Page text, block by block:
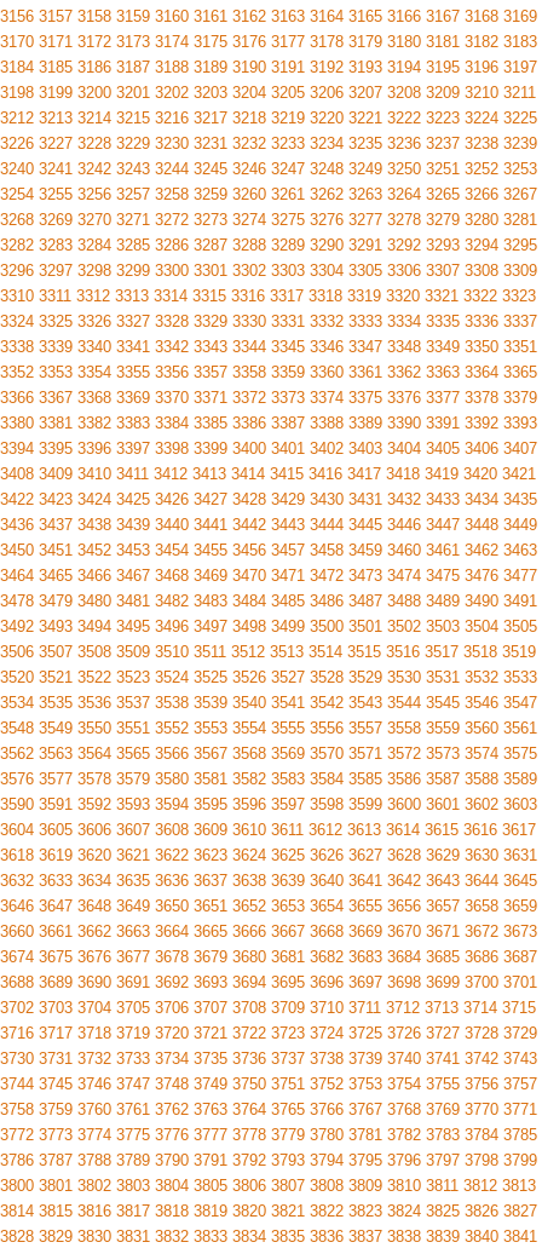
3156 3157 3158 3159 3160 3161 3162 3163 3164 3165 3166 3167 3168 3169
3170 3171 3172 3173 3174 3175 3176 3177 3178 3179 3180 3181 3182 3183
3184 3185 3186 3187 3188 3189 3190 3191 3192 3193 3194 3195 3196 3197
3198 3199 3200 3201 3202 3203 3204 3205 3206 3207 3208 3209 3210 3211
3212 3213 3214 3215 3216 3217 3218 3219 3220 3221 3222 3223 3224 3225
3226 3227 3228 3229 3230 3231 3232 3233 3234 3235 3236 3237 3238 3239
3240 3241 3242 3243 3244 3245 3246 3247 3248 3249 3250 3251 3252 3253
3254 3255 3256 3257 3258 3259 3260 3261 3262 3263 3264 3265 3266 3267
3268 3269 3270 3271 3272 3273 3274 3275 3276 3277 3278 3279 3280 3281
3282 3283 3284 3285 3286 3287 3288 3289 3290 3291 3292 3293 3294 3295
3296 3297 3298 3299 3300 3301 3302 3303 3304 3305 3306 3307 3308 3309
3310 3311 3312 3313 3314 3315 3316 3317 3318 3319 3320 3321 3322 3323
3324 3325 3326 3327 3328 3329 3330 3331 3332 3333 3334 3335 3336 3337
3338 3339 3340 3341 3342 3343 3344 3345 3346 3347 3348 3349 3350 3351
3352 3353 3354 3355 3356 3357 3358 3359 3360 3361 3362 3363 3364 3365
3366 3367 3368 3369 3370 3371 3372 3373 3374 3375 3376 3377 3378 3379
3380 3381 3382 3383 3384 3385 3386 3387 3388 3389 3390 3391 3392 3393
3394 3395 3396 3397 3398 3399 3400 3401 3402 3403 3404 3405 3406 3407
3408 3409 3410 3411 3412 3413 3414 3415 3416 3417 3418 3419 3420 3421
3422 3423 3424 3425 3426 3427 3428 3429 3430 3431 3432 3433 3434 3435
3436 3437 3438 3439 3440 3441 3442 3443 3444 3445 3446 3447 3448 3449
3450 3451 3452 3453 3454 3455 3456 3457 3458 3459 3460 3461 3462 3463
3464 3465 3466 3467 3468 3469 3470 3471 3472 3473 3474 3475 3476 3477
3478 3479 3480 3481 3482 3483 3484 3485 3486 3487 3488 3489 3490 3491
3492 3493 3494 3495 3496 3497 3498 3499 3500 3501 3502 3503 3504 3505
3506 3507 3508 3509 3510 3511 3512 3513 3514 3515 3516 3517 3518 3519
3520 3521 3522 3523 3524 3525 3526 3527 3528 3529 3530 3531 3532 3533
3534 3535 3536 3537 3538 3539 3540 3541 3542 3543 3544 3545 3546 3547
3548 3549 3550 3551 3552 3553 3554 3555 3556 3557 3558 3559 3560 3561
3562 3563 3564 3565 3566 3567 3568 3569 3570 3571 3572 3573 3574 3575
3576 3577 3578 3579 3580 3581 3582 3583 3584 3585 3586 3587 3588 3589
3590 3591 3592 3593 3594 3595 3596 3597 3598 3599 3600 3601 3602 3603
3604 3605 3606 3607 3608 3609 3610 3611 3612 3613 3614 3615 3616 3617
3618 3619 3620 3621 3622 3623 3624 3625 3626 3627 3628 3629 3630 3631
3632 3633 3634 3635 3636 3637 3638 3639 3640 3641 3642 3643 3644 3645
3646 3647 3648 3649 3650 3651 3652 3653 3654 3655 3656 3657 3658 3659
3660 3661 3662 3663 3664 3665 3666 3667 3668 3669 3670 3671 3672 3673
3674 3675 3676 3677 3678 3679 3680 3681 3682 3683 3684 3685 3686 3687
3688 3689 3690 3691 3692 3693 3694 3695 3696 3697 3698 3699 3700 3701
3702 3703 3704 3705 3706 3707 3708 3709 3710 3711 3712 3713 3714 3715
3716 3717 3718 3719 3720 3721 3722 3723 3724 3725 3726 3727 3728 3729
3730 3731 3732 3733 3734 3735 3736 3737 3738 3739 3740 3741 3742 3743
3744 3745 3746 3747 3748 3749 3750 3751 3752 3753 3754 3755 3756 3757
3758 3759 3760 3761 3762 3763 3764 3765 3766 3767 3768 3769 3770 3771
3772 3773 3774 3775 3776 3777 3778 3779 3780 3781 3782 3783 3784 3785
3786 3787 3788 3789 3790 3791 3792 3793 3794 3795 3796 3797 3798 3799
3800 3801 3802 3803 3804 3805 3806 3807 3808 3809 3810 3811 3812 3813
3814 3815 3816 3817 3818 3819 3820 3821 3822 3823 3824 3825 3826 3827
3828 3829 3830 3831 3832 3833 3834 3835 3836 3837 3838 3839 3840 3841